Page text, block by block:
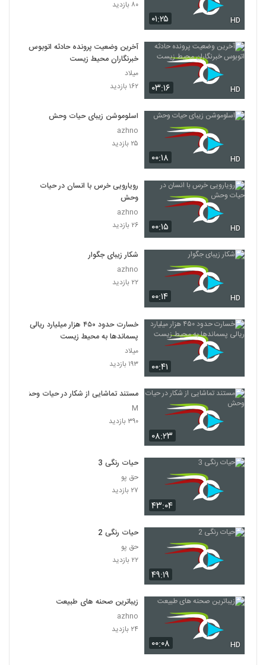
۰۱:۲۵ HD
۸۰ بازدید
۰۳:۱۶ HD
آخرین وضعیت پرونده حادثه اتوبوس
خبرنگاران محیط زیست
میلاد
۱۶۲ بازدید
۰۰:۱۸ HD
اسلوموشن زیبای حیات وحش
azhno
۲۵ بازدید
۰۰:۱۵ HD
رویارویی خرس با انسان در حیات
وحش
azhno
۲۶ بازدید
۰۰:۱۴ HD
شکار زیبای جگوار
azhno
۲۲ بازدید
۰۰:۴۱
خسارت حدود ۴۵۰ هزار میلیارد ریالی
پسماند‌ها به محیط زیست
میلاد
۱۹۳ بازدید
۰۸:۲۳
مستند تماشایی از شکار در حیات وحش
M
۳۹۰ بازدید
۴۳:۰۴
حیات رنگی 3
حق پو
۲۷ بازدید
۴۹:۱۹
حیات رنگی 2
حق پو
۲۲ بازدید
۰۰:۰۸ HD
زیباترین صحنه های طبیعت
azhno
۲۴ بازدید